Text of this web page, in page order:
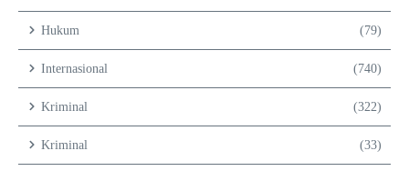
Hukum (79)
Internasional (740)
Kriminal (322)
Kriminal (33)